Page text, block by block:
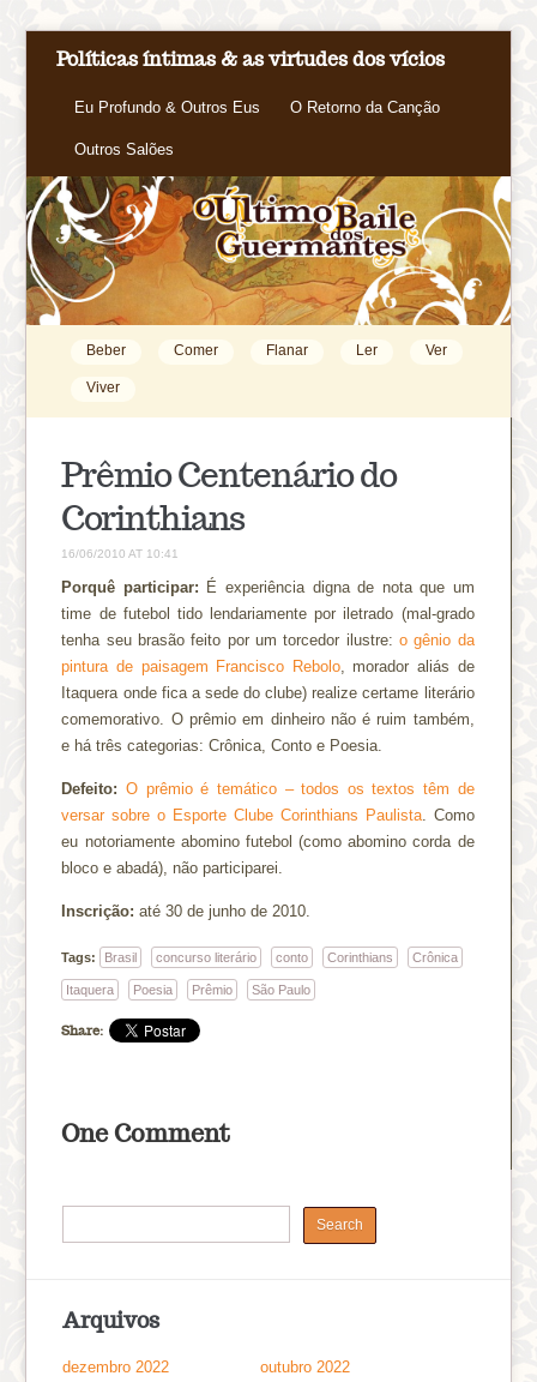
Políticas íntimas & as virtudes dos vícios
Eu Profundo & Outros Eus O Retorno da Canção
Outros Salões
Beber Comer Flanar Ler Ver
Viver
Prêmio Centenário do
Corinthians
16/06/2010 AT 10:41
Porquê participar: É experiência digna de nota que um
time de futebol tido lendariamente por iletrado (mal-grado
tenha seu brasão feito por um torcedor ilustre: o gênio da
pintura de paisagem Francisco Rebolo, morador aliás de
Itaquera onde fica a sede do clube) realize certame literário
comemorativo. O prêmio em dinheiro não é ruim também,
e há três categorias: Crônica, Conto e Poesia.
Defeito:O prêmio é temático – todos os textos têm de
versar sobre o Esporte Clube Corinthians Paulista. Como
eu notoriamente abomino futebol (como abomino corda de
bloco e abadá), não participarei.
Inscrição: até 30 de junho de 2010.
Tags: Brasil concurso literário conto Corinthians Crônica
Itaquera Poesia Prêmio São Paulo
Share:
One Comment
Arquivos
dezembro 2022
outubro 2022